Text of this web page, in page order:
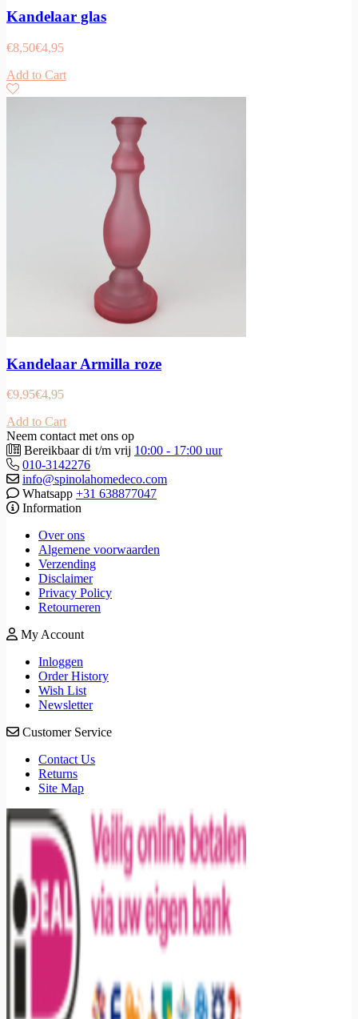
Kandelaar glas
€8,50€4,95
Add to Cart
Kandelaar Armilla roze
€9,95€4,95
Add to Cart
Neem contact met ons op
Bereikbaar di t/m vrij 10:00 - 17:00 uur
010-3142276
info@spinolahomedeco.com
Whatsapp +31 638877047
Information
Over ons
Algemene voorwaarden
Verzending
Disclaimer
Privacy Policy
Retourneren
My Account
Inloggen
Order History
Wish List
Newsletter
Customer Service
Contact Us
Returns
Site Map